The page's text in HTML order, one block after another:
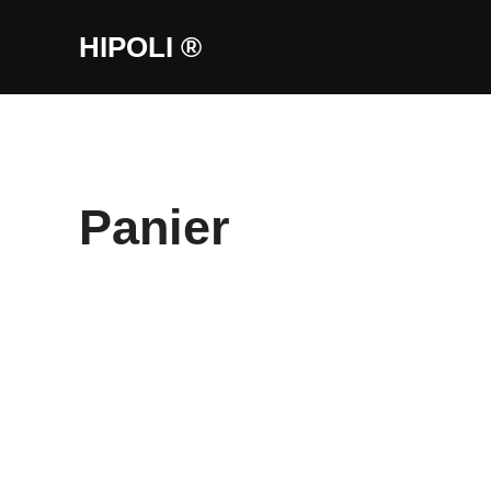
HIPOLI ®
Panier